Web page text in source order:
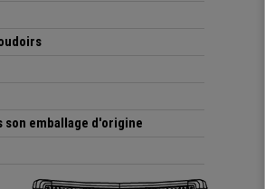
son emballage d'origine